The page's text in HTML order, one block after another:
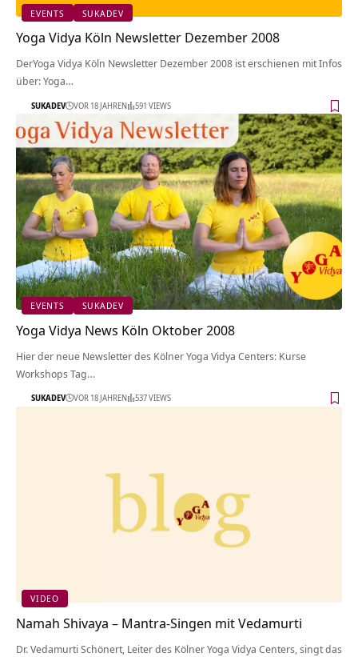
EVENTS SUKADEV
Yoga Vidya Köln Newsletter Dezember 2008
DerYoga Vidya Köln Newsletter Dezember 2008 ist erschienen mit Infos
über: Yoga…
SUKADEV VOR 18 JAHREN 591 VIEWS
EVENTS SUKADEV
Yoga Vidya News Köln Oktober 2008
Hier der neue Newsletter des Kölner Yoga Vidya Centers: Kurse
Workshops Tag…
SUKADEV VOR 18 JAHREN 537 VIEWS
VIDEO
Namah Shivaya – Mantra-Singen mit Vedamurti
Dr. Vedamurti Schönert, Leiter des Kölner Yoga Vidya Centers, singt das